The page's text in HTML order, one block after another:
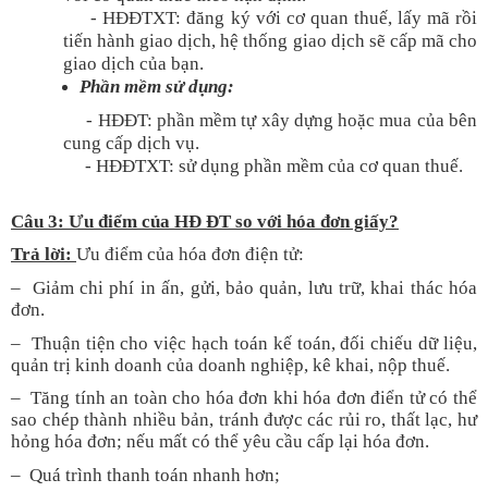
- HĐĐTXT: đăng ký với cơ quan thuế, lấy mã rồi
tiến hành giao dịch, hệ thống giao dịch sẽ cấp mã cho
giao dịch của bạn.
Phần mềm sử dụng:
- HĐĐT: phần mềm tự xây dựng hoặc mua của bên
cung cấp dịch vụ.
- HĐĐTXT: sử dụng phần mềm của cơ quan thuế.
Câu 3: Ưu điểm của HĐ ĐT so với hóa đơn giấy?
Trả lời: Ưu điểm của hóa đơn điện tử:
– Giảm chi phí in ấn, gửi, bảo quản, lưu trữ, khai thác hóa
đơn.
– Thuận tiện cho việc hạch toán kế toán, đối chiếu dữ liệu,
quản trị kinh doanh của doanh nghiệp, kê khai, nộp thuế.
– Tăng tính an toàn cho hóa đơn khi hóa đơn điển tử có thể
sao chép thành nhiều bản, tránh được các rủi ro, thất lạc, hư
hỏng hóa đơn; nếu mất có thể yêu cầu cấp lại hóa đơn.
– Quá trình thanh toán nhanh hơn;